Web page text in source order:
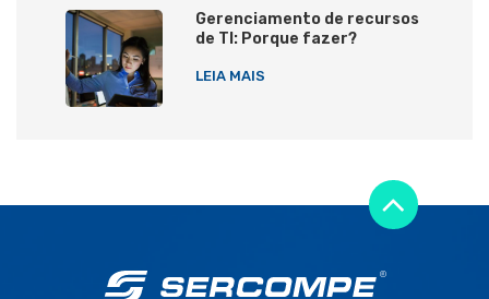
Gerenciamento de recursos
de TI: Porque fazer?
LEIA MAIS